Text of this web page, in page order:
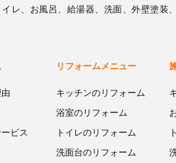
レ、お風呂、給湯器、洗面、外壁塗装
ビス
リフォームメニュー
キッチンのリフォーム
浴室のリフォーム
トイレのリフォーム
洗面台のリフォーム